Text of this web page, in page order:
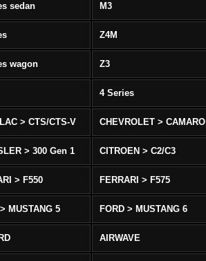
sedan M3
Z4M
wagon Z3
4 Series
> CTS/CTS-V CHEVROLET > CAMARO
> 300 Gen 1 CITROEN > C2/C3
> F550 FERRARI > F575
MUSTANG 5 FORD > MUSTANG 6
AIRWAVE